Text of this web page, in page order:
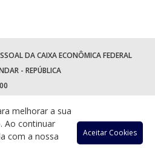
DA CAIXA ECONÔMICA FEDERAL
- REPÚBLICA
Acessar
Acessar
melhorar a sua
Ao continuar
com a nossa
Aceitar Cookies